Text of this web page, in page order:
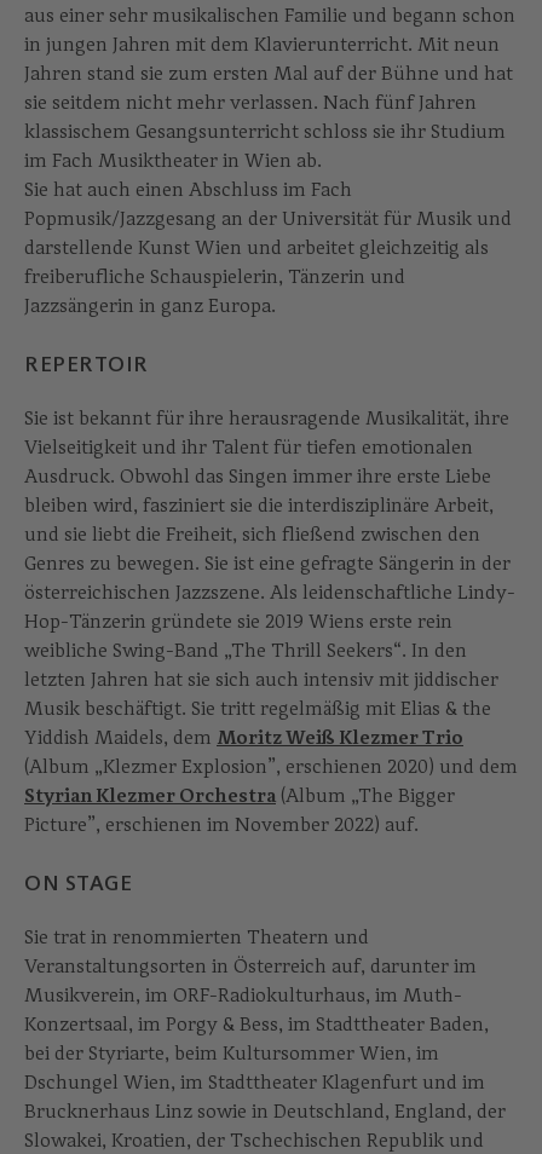
aus einer sehr musikalischen Familie und begann schon
in jungen Jahren mit dem Klavierunterricht. Mit neun
Jahren stand sie zum ersten Mal auf der Bühne und hat
sie seitdem nicht mehr verlassen. Nach fünf Jahren
klassischem Gesangsunterricht schloss sie ihr Studium
im Fach Musiktheater in Wien ab.
Sie hat auch einen Abschluss im Fach
Popmusik/Jazzgesang an der Universität für Musik und
darstellende Kunst Wien und arbeitet gleichzeitig als
freiberufliche Schauspielerin, Tänzerin und
Jazzsängerin in ganz Europa.
REPERTOIR
Sie ist bekannt für ihre herausragende Musikalität, ihre
Vielseitigkeit und ihr Talent für tiefen emotionalen
Ausdruck. Obwohl das Singen immer ihre erste Liebe
bleiben wird, fasziniert sie die interdisziplinäre Arbeit,
und sie liebt die Freiheit, sich fließend zwischen den
Genres zu bewegen. Sie ist eine gefragte Sängerin in der
österreichischen Jazzszene. Als leidenschaftliche Lindy-
Hop-Tänzerin gründete sie 2019 Wiens erste rein
weibliche Swing-Band „The Thrill Seekers“. In den
letzten Jahren hat sie sich auch intensiv mit jiddischer
Musik beschäftigt. Sie tritt regelmäßig mit Elias & the
Yiddish Maidels, dem Moritz Weiß Klezmer Trio
(Album „Klezmer Explosion”, erschienen 2020) und dem
Styrian Klezmer Orchestra (Album „The Bigger
Picture”, erschienen im November 2022) auf.
ON STAGE
Sie trat in renommierten Theatern und
Veranstaltungsorten in Österreich auf, darunter im
Musikverein, im ORF-Radiokulturhaus, im Muth-
Konzertsaal, im Porgy & Bess, im Stadttheater Baden,
bei der Styriarte, beim Kultursommer Wien, im
Dschungel Wien, im Stadttheater Klagenfurt und im
Brucknerhaus Linz sowie in Deutschland, England, der
Slowakei, Kroatien, der Tschechischen Republik und